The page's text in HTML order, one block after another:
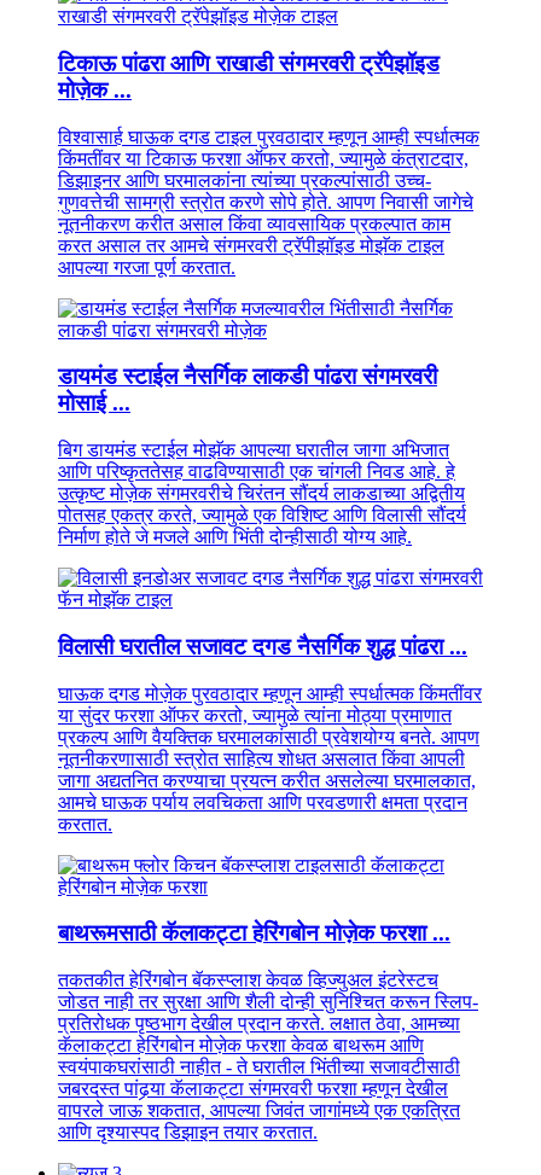
टिकाऊ पांढरा आणि राखाडी संगमरवरी ट्रॅपेझॉइड
मोज़ेक ...
विश्वासार्ह घाऊक दगड टाइल पुरवठादार म्हणून आम्ही स्पर्धात्मक
किंमतींवर या टिकाऊ फरशा ऑफर करतो, ज्यामुळे कंत्राटदार,
डिझाइनर आणि घरमालकांना त्यांच्या प्रकल्पांसाठी उच्च-
गुणवत्तेची सामग्री स्त्रोत करणे सोपे होते. आपण निवासी जागेचे
नूतनीकरण करीत असाल किंवा व्यावसायिक प्रकल्पात काम
करत असाल तर आमचे संगमरवरी ट्रॅपीझॉइड मोझॅक टाइल
आपल्या गरजा पूर्ण करतात.
डायमंड स्टाईल नैसर्गिक लाकडी पांढरा संगमरवरी
मोसाई ...
बिग डायमंड स्टाईल मोझॅक आपल्या घरातील जागा अभिजात
आणि परिष्कृततेसह वाढविण्यासाठी एक चांगली निवड आहे. हे
उत्कृष्ट मोज़ेक संगमरवरीचे चिरंतन सौंदर्य लाकडाच्या अद्वितीय
पोतसह एकत्र करते, ज्यामुळे एक विशिष्ट आणि विलासी सौंदर्य
निर्माण होते जे मजले आणि भिंती दोन्हीसाठी योग्य आहे.
विलासी घरातील सजावट दगड नैसर्गिक शुद्ध पांढरा ...
घाऊक दगड मोज़ेक पुरवठादार म्हणून आम्ही स्पर्धात्मक किंमतींवर
या सुंदर फरशा ऑफर करतो, ज्यामुळे त्यांना मोठ्या प्रमाणात
प्रकल्प आणि वैयक्तिक घरमालकांसाठी प्रवेशयोग्य बनते. आपण
नूतनीकरणासाठी स्त्रोत साहित्य शोधत असलात किंवा आपली
जागा अद्यतनित करण्याचा प्रयत्न करीत असलेल्या घरमालकात,
आमचे घाऊक पर्याय लवचिकता आणि परवडणारी क्षमता प्रदान
करतात.
बाथरूमसाठी कॅलाकट्टा हेरिंगबोन मोज़ेक फरशा ...
तकतकीत हेरिंगबोन बॅकस्प्लाश केवळ व्हिज्युअल इंटरेस्टच
जोडत नाही तर सुरक्षा आणि शैली दोन्ही सुनिश्चित करून स्लिप-
प्रतिरोधक पृष्ठभाग देखील प्रदान करते. लक्षात ठेवा, आमच्या
कॅलाकट्टा हेरिंगबोन मोज़ेक फरशा केवळ बाथरूम आणि
स्वयंपाकघरांसाठी नाहीत - ते घरातील भिंतीच्या सजावटीसाठी
जबरदस्त पांढर्‍या कॅलाकट्टा संगमरवरी फरशा म्हणून देखील
वापरले जाऊ शकतात, आपल्या जिवंत जागांमध्ये एक एकत्रित
आणि दृश्यास्पद डिझाइन तयार करतात.